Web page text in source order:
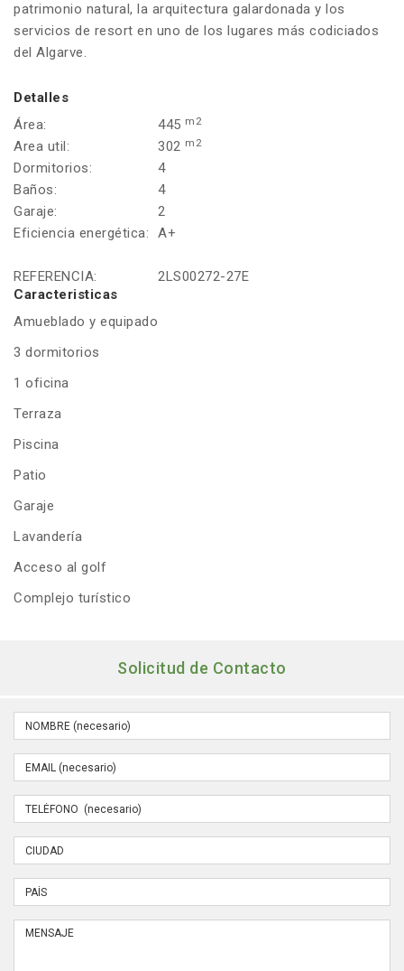
patrimonio natural, la arquitectura galardonada y los
servicios de resort en uno de los lugares más codiciados
del Algarve.
Detalles
Área:
445 m2
Area util: 302 m2
Dormitorios:
4
Baños:
4
Garaje:
2
Eficiencia energética:
A+
REFERENCIA:
2LS00272-27E
Caracteristicas
Amueblado y equipado
3 dormitorios
1 oficina
Terraza
Piscina
Patio
Garaje
Lavandería
Acceso al golf
Complejo turístico
Solicitud de Contacto